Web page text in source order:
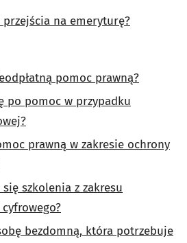
przejścia na emeryturę?
pomoc prawną?
po pomoc w przypadku
prawną w zakresie ochrony
szkolenia z zakresu
bezdomną, która potrzebuje